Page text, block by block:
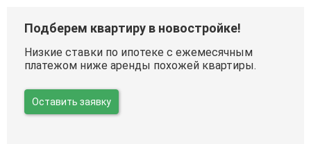
Подберем квартиру в новостройке!
Низкие ставки по ипотеке с ежемесячным
платежом ниже аренды похожей квартиры.
Оставить заявку